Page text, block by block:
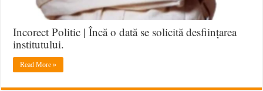
Incorect Politic | Încă o dată se solicită desființarea
institutului.
Read More »